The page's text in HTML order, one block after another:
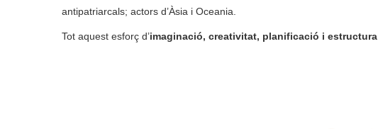
antipatriarcals; actors d’Àsia i Oceania.
Tot aquest esforç d’imaginació, creativitat, planificació i estructura